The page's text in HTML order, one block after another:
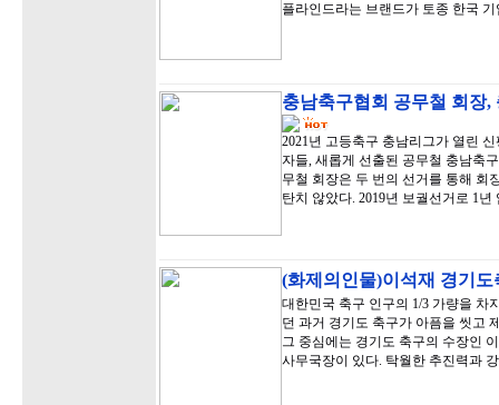
플라인드라는 브랜드가 토종 한국
충남축구협회 공무철 회장
2021년 고등축구 충남리그가 열린
자들, 새롭게 선출된 공무철 충남축
무철 회장은 두 번의 선거를 통해 회
탄치 않았다. 2019년 보궐선거로 1
(화제의인물)이석재 경기
대한민국 축구 인구의 1/3 가량을 차
던 과거 경기도 축구가 아픔을 씻고
그 중심에는 경기도 축구의 수장인
사무국장이 있다. 탁월한 추진력과